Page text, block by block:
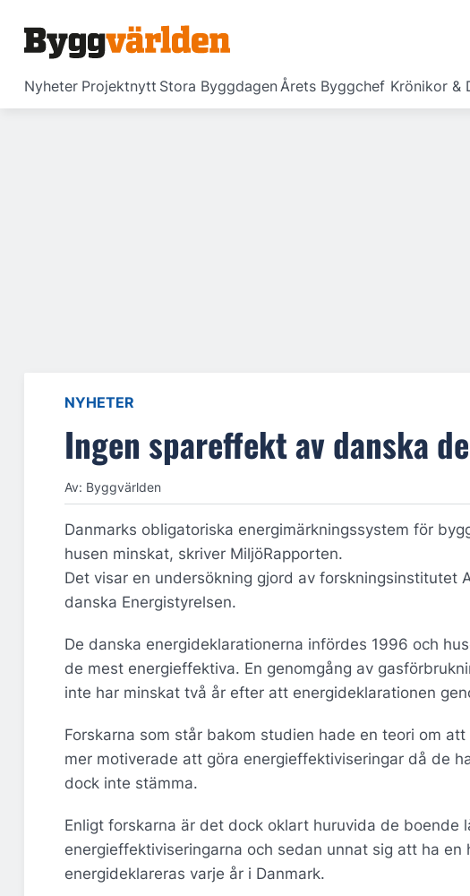
Nyheter Projektnytt Stora ByggdagenÅrets Byggchef Krönikor &
NYHETER
Ingen spareffekt av danska
Av: Byggvärlden
Danmarks obligatoriska energimärkningssystem för
husen minskat, skriver MiljöRapporten.
Det visar en undersökning gjord av forskningsinstitutet
danska Energistyrelsen.
De danska energideklarationerna infördes 1996 och
de mest energieffektiva. En genomgång av
inte har minskat två år efter att energideklarationen
Forskarna som står bakom studien hade en teori om
mer motiverade att göra energieffektiviseringar då de
dock inte stämma.
Enligt forskarna är det dock oklart huruvida de
energieffektiviseringarna och sedan unnat sig att ha
energideklareras varje år i Danmark.